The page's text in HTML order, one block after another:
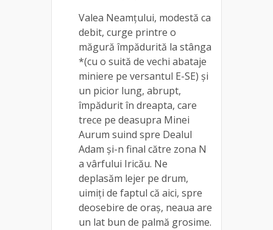
Valea Neamțului, modestă ca
debit, curge printre o
măgură împădurită la stânga
*(cu o suită de vechi abataje
miniere pe versantul E-SE) și
un picior lung, abrupt,
împădurit în dreapta, care
trece pe deasupra Minei
Aurum suind spre Dealul
Adam și-n final către zona N
a vârfului Iricău. Ne
deplasăm lejer pe drum,
uimiți de faptul că aici, spre
deosebire de oraș, neaua are
un lat bun de palmă grosime.